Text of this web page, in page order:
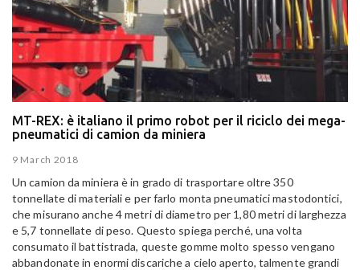
MT-REX: è italiano il primo robot per il riciclo dei mega-
pneumatici di camion da miniera
9 March 2018
Un camion da miniera è in grado di trasportare oltre 350
tonnellate di materiali e per farlo monta pneumatici mastodontici,
che misurano anche 4 metri di diametro per 1,80 metri di larghezza
e 5,7 tonnellate di peso. Questo spiega perché, una volta
consumato il battistrada, queste gomme molto spesso vengano
abbandonate in enormi discariche a cielo aperto, talmente grandi